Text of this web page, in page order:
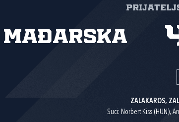
Mađarska
ZALAKAROS,
Suci: Norbert Kiss (HUN),